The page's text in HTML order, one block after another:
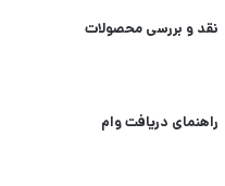
نقد و بررسی محصولات
راهنمای دریافت وام